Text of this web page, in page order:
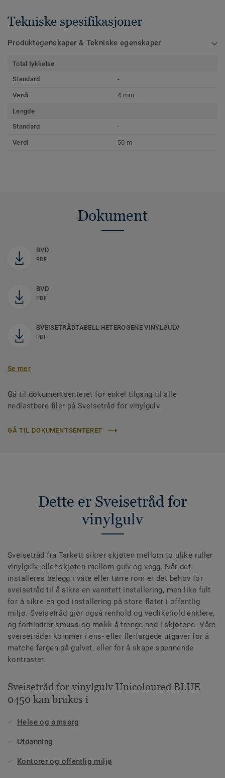
Tekniske spesifikasjoner
Produktegenskaper & Tekniske egenskaper
Total tykkelse
Standard
-
Verdi 4 mm
Lengde
Standard
-
Verdi 50 m
Dokument
BVD
PDF
BVD
PDF
SVEISETRÅDTABELL HETEROGENE VINYLGULV
PDF
Se mer
Gå til dokumentsenteret for enkel tilgang til alle
nedlastbare filer på Sveisetråd for vinylgulv
GÅ TIL DOKUMENTSENTERET
Dette er Sveisetråd for
vinylgulv
Sveisetråd fra Tarkett sikrer skjøten mellom to ulike ruller
vinylgulv, eller skjøten mellom gulv og vegg. Når det
installeres belegg i våte eller tørre rom er det behov for
sveisetråd til å sikre en vanntett installering, men like fult
for å sikre en god installering på store flater i offentlig
miljø. Sveisetråd gjør også renhold og vedlikehold enklere,
og forhindrer smuss og møkk å trenge ned i skjøtene. Våre
sveisetråder kommer i ens- eller flerfargede utgaver for å
matche fargen på gulvet, eller for å skape spennende
kontraster.
Sveisetråd for vinylgulv Unicoloured BLUE
0450 kan brukes i
Helse og omsorg
Utdanning
Kontorer og offentlig miljø